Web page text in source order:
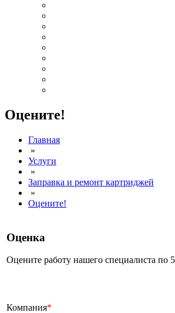
Оцените!
Главная
»
Услуги
»
Заправка и ремонт картриджей
»
Оцените!
Оценка
Оцените работу нашего специалиста по
Компания*